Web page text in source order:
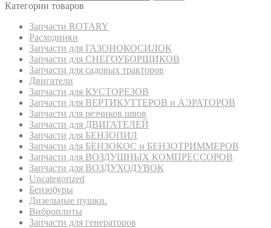
Категории товаров
Запчасти ROTARY
Расходники
Запчасти для ГАЗОНОКОСИЛОК
Запчасти для СНЕГОУБОРЩИКОВ
Запчасти для садовых тракторов
Двигатели
Запчасти для КУСТОРЕЗОВ
Запчасти для ВЕРТИКУТТЕРОВ и АЭРАТОРОВ
Запчасти для резчиков швов
Запчасти для ДВИГАТЕЛЕЙ
Запчасти для БЕНЗОПИЛ
Запчасти для БЕНЗОКОС и БЕНЗОТРИММЕРОВ
Запчасти для ВОЗДУШНЫХ КОМПРЕССОРОВ
Запчасти для ВОЗДУХОДУВОК
Uncategorized
Бензобуры
Дизельные пушки.
Виброплиты
Запчасти для генераторов